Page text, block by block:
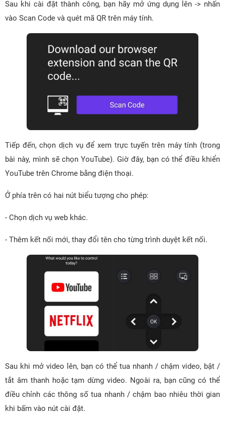
Sau khi cài đặt thành công, bạn hãy mở ứng dụng lên -> nhấn
vào Scan Code và quét mã QR trên máy tính.
Tiếp đến, chọn dịch vụ để xem trực tuyến trên máy tính (trong
bài này, mình sẽ chọn YouTube). Giờ đây, bạn có thể điều khiển
YouTube trên Chrome bằng điện thoại.
Ở phía trên có hai nút biểu tượng cho phép:
- Chọn dịch vụ web khác.
- Thêm kết nối mới, thay đổi tên cho từng trình duyệt kết nối.
Sau khi mở video lên, bạn có thể tua nhanh / chậm video, bật /
tắt âm thanh hoặc tạm dừng video. Ngoài ra, bạn cũng có thể
điều chỉnh các thông số tua nhanh / chậm bao nhiêu thời gian
khi bấm vào nút cài đặt.